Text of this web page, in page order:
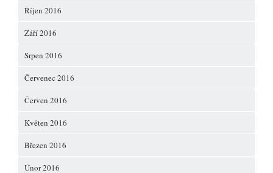
Říjen 2016
Září 2016
Srpen 2016
Červenec 2016
Červen 2016
Květen 2016
Březen 2016
Únor 2016